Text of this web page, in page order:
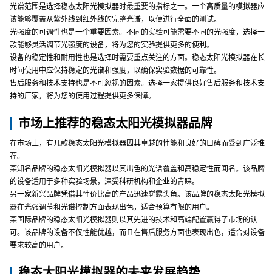
光谱范围是选择稳态太阳光模拟器时最重要的指标之一。一个高质量的模拟器应
该能够覆盖从紫外线到红外线的完整光谱，以便进行全面的测试。
光强度的可调性也是一个重要因素。不同的实验可能需要不同的光强度，选择一
款能够灵活调节光强度的设备，将为您的实验提供更多的便利。
设备的稳定性和耐用性也是选择时需要重点关注的方面。稳态太阳光模拟器在长
时间使用中应保持稳定的光谱和强度，以确保实验数据的可靠性。
售后服务和技术支持也是不可忽视的因素。选择一家提供良好售后服务和技术支
持的厂家，将为您的使用过程提供更多保障。
市场上推荐的稳态太阳光模拟器品牌
在市场上，有几款稳态太阳光模拟器因其卓越的性能和良好的口碑而受到广泛推
荐。
某知名品牌的稳态太阳光模拟器以其出色的光谱覆盖和高稳定性而闻名。该品牌
的设备适用于多种实验场景，深受科研机构和企业的青睐。
另一家新兴品牌凭借其性价比高的产品迅速崭露头角。该品牌的稳态太阳光模拟
器在光强调节和光谱控制方面表现出色，适合预算有限的用户。
某国际品牌的稳态太阳光模拟器则以其先进的技术和高端配置赢得了市场的认
可。该品牌的设备不仅性能优越，而且在售后服务方面也表现出色，适合对设备
要求较高的用户。